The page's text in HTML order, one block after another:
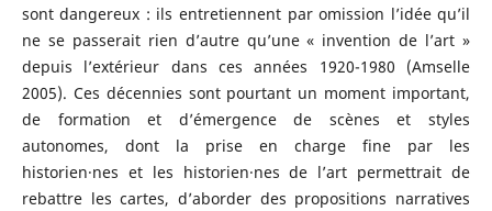
sont dangereux : ils entretiennent par omission l’idée qu’il
ne se passerait rien d’autre qu’une « invention de l’art »
depuis l’extérieur dans ces années 1920-1980 (Amselle
2005). Ces décennies sont pourtant un moment important,
de formation et d’émergence de scènes et styles
autonomes, dont la prise en charge fine par les
historien·nes et les historien·nes de l’art permettrait de
rebattre les cartes, d’aborder des propositions narratives